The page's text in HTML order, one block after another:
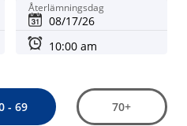
Återlämningsdag
- 69 70+